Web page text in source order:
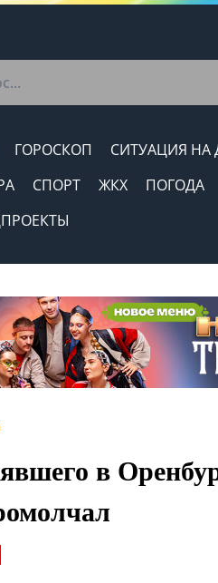
ГОРОСКОП СИТУАЦИЯ НА
СПОРТ ЖКХ ПОГОДА
в